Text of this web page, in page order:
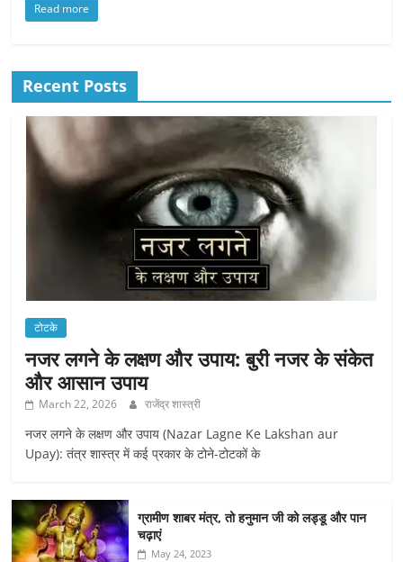
Read more
Recent Posts
टोटके
नजर लगने के लक्षण और उपाय: बुरी नजर के संकेत
और आसान उपाय
March 22, 2026 राजेंद्र शास्त्री
नजर लगने के लक्षण और उपाय (Nazar Lagne Ke Lakshan aur
Upay): तंत्र शास्त्र में कई प्रकार के टोने-टोटकों के
ग्रामीण शाबर मंत्र, तो हनुमान जी को लड्डू और पान
चढ़ाएं
May 24, 2023